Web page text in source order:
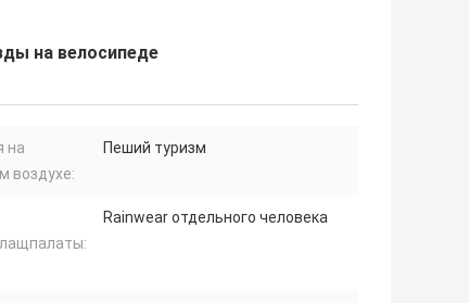
на велосипеде
на
воздухе:
Пеший туризм
Rainwear отдельного человека